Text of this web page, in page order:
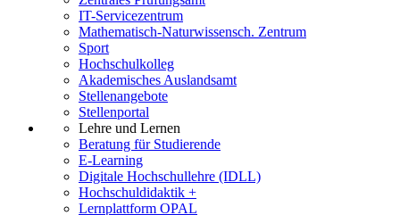
IT-Servicezentrum
Mathematisch-Naturwissensch. Zentrum
Sport
Hochschulkolleg
Akademisches Auslandsamt
Stellenangebote
Stellenportal
Lehre und Lernen
Beratung für Studierende
E-Learning
Digitale Hochschullehre (IDLL)
Hochschuldidaktik +
Lernplattform OPAL